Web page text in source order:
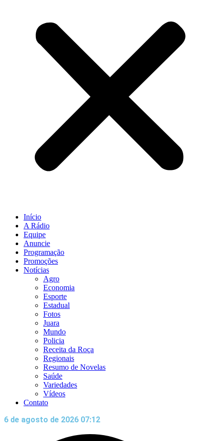
Início
A Rádio
Equipe
Anuncie
Programação
Promoções
Notícias
Agro
Economia
Esporte
Estadual
Fotos
Juara
Mundo
Policia
Receita da Roça
Regionais
Resumo de Novelas
Saúde
Variedades
Vídeos
Contato
6 de agosto de 2026 07:12